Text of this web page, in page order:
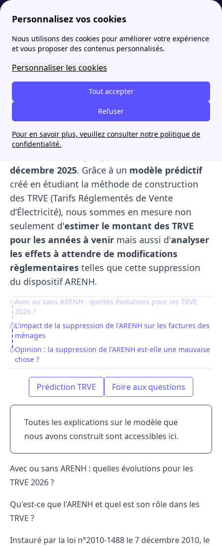
Personnalisez vos cookies
Nous utilisons des cookies pour améliorer votre expérience
et vous proposer des contenus personnalisés.
Personnaliser les cookies
Tout accepter
Refuser
Pour en savoir plus, veuillez consulter notre politique de
confidentialité.
papernest Modèle prédictif TRVE Quel impact aura la suppression de l'ARENH sur les TRVE 2026 ?
Quel impact aura la
suppression de l'ARENH
sur les TRVE 2026 ?
Annoncé par la CRE en avril 2025, le mécanisme
de l'ARENH (Accès Régulé à l'Electricité
décembre 2025. Grâce à un modèle prédictif
créé en étudiant la méthode de construction
des TRVE (Tarifs Réglementés de Vente
d’Électricité), nous sommes en mesure non
seulement d'estimer le montant des TRVE
pour les années à venir mais aussi d'analyser
les effets à attendre de modifications
règlementaires telles que cette suppression
du dispositif ARENH.
Table of Contents
Avec ou sans ARENH : quelles évolutions pour les TRVE
2026 ?
L'impact de la suppression de l'ARENH sur les factures des
ménages
Opinion : la suppression de l'ARENH est-elle une mauvaise
chose ?
Prédiction TRVE Foire aux questions
Toutes les explications sur le modèle que
nous avons construit sont accessibles ici.
Avec ou sans ARENH : quelles évolutions pour les
TRVE 2026 ?
Qu'est-ce que l'ARENH et quel est son rôle dans les
TRVE ?
Instauré par la loi n°2010-1488 le 7 décembre 2010, le